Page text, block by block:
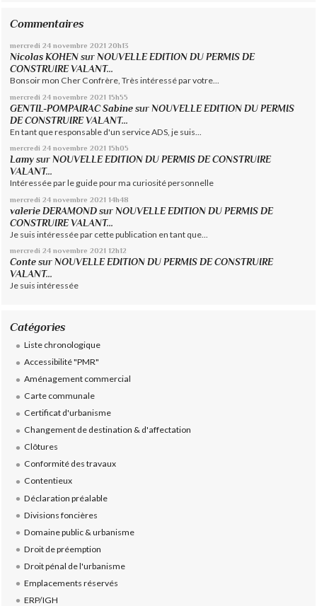
Commentaires
mercredi 24 novembre 2021 20h13
Nicolas KOHEN sur NOUVELLE EDITION DU PERMIS DE
CONSTRUIRE VALANT...
Bonsoir mon Cher Confrère, Très intéressé par votre...
mercredi 24 novembre 2021 15h55
GENTIL-POMPAIRAC Sabine sur NOUVELLE EDITION DU PERMIS
DE CONSTRUIRE VALANT...
En tant que responsable d'un service ADS, je suis...
mercredi 24 novembre 2021 15h05
Lamy surNOUVELLE EDITION DU PERMIS DE CONSTRUIRE
VALANT...
Intéressée par le guide pour ma curiosité personnelle
mercredi 24 novembre 2021 14h48
valerie DERAMOND sur NOUVELLE EDITION DU PERMIS DE
CONSTRUIRE VALANT...
Je suis intéressée par cette publication en tant que...
mercredi 24 novembre 2021 12h12
Conte surNOUVELLE EDITION DU PERMIS DE CONSTRUIRE
VALANT...
Je suis intéressée
Catégories
Liste chronologique
Accessibilité "PMR"
Aménagement commercial
Carte communale
Certificat d'urbanisme
Changement de destination & d'affectation
Clôtures
Conformité des travaux
Contentieux
Déclaration préalable
Divisions foncières
Domaine public & urbanisme
Droit de préemption
Droit pénal de l'urbanisme
Emplacements réservés
ERP/IGH